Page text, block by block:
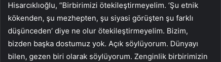
Hisarcıklıoğlu, “Birbirimizi ötekileştirmeyelim. ‘Şu etnik
kökenden, şu mezhepten, şu siyasi görüşten şu farklı
düşünceden’ diye ne olur ötekileştirmeyelim. Bizim,
bizden başka dostumuz yok. Açık söylüyorum. Dünyayı
bilen, gezen biri olarak söylüyorum. Zenginlik birbirimizin